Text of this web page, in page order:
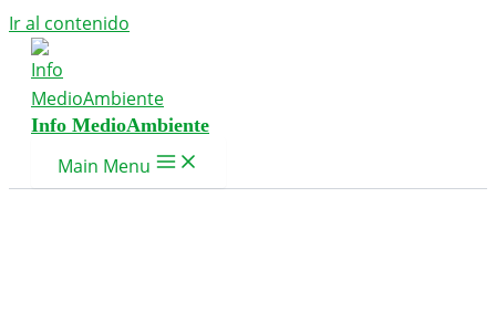
Ir al contenido
Info MedioAmbiente
Main Menu